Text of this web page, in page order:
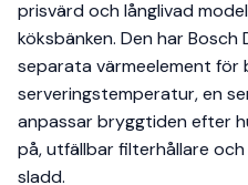
prisvärd och långlivad
köksbänken. Den har
separata värmeelement för
serveringstemperatur, en
anpassar bryggtiden efter
på, utfällbar filterhållare
sladd.